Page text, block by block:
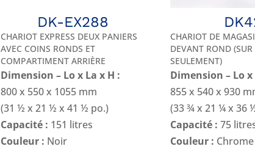
DK-EX288
CHARIOT EXPRESS DEUX PANIERS
AVEC COINS RONDS ET
COMPARTIMENT ARRIÈRE
Dimension – Lo x La x H :
800 x 550 x 1055 mm
(31 ½ x 21 ½ x 41 ½ po.)
Capacité : 151 litres
Couleur : Noir
CHARIOT DE
DEVANT ROND
SEULEMENT)
Dimension – Lo x
855 x 540 x 930
(33 ¾ x 21 ¼ x 36
Capacité : 75
Couleur : Chrome